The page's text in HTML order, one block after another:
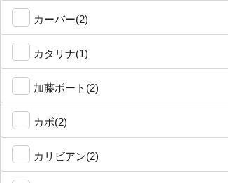
カーバー(2)
カタリナ(1)
加藤ボート(2)
カボ(2)
カリビアン(2)